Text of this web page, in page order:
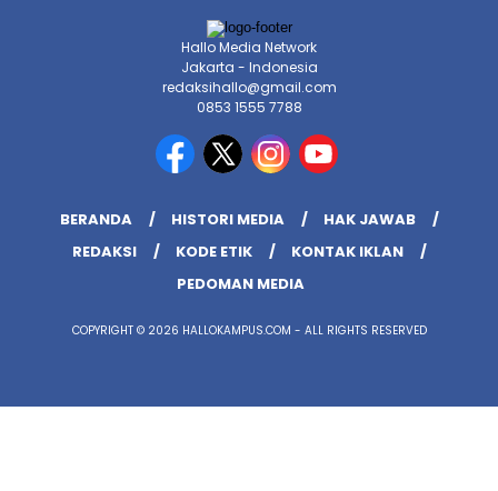
Hallo Media Network
Jakarta - Indonesia
redaksihallo@gmail.com
0853 1555 7788
BERANDA HISTORI MEDIA
HAK JAWAB
REDAKSI
KODE ETIK
KONTAK IKLAN
PEDOMAN MEDIA
COPYRIGHT © 2026 HALLOKAMPUS.COM - ALL RIGHTS RESERVED